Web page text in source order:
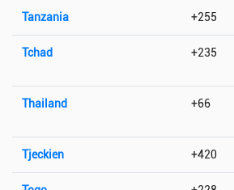
Tanzania +255
Tchad +235
Thailand +66
Tjeckien +420